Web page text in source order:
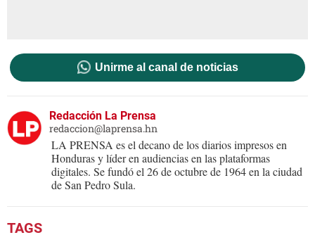
Unirme al canal de noticias
Redacción La Prensa
redaccion@laprensa.hn
LA PRENSA es el decano de los diarios impresos en
Honduras y líder en audiencias en las plataformas
digitales. Se fundó el 26 de octubre de 1964 en la ciudad
de San Pedro Sula.